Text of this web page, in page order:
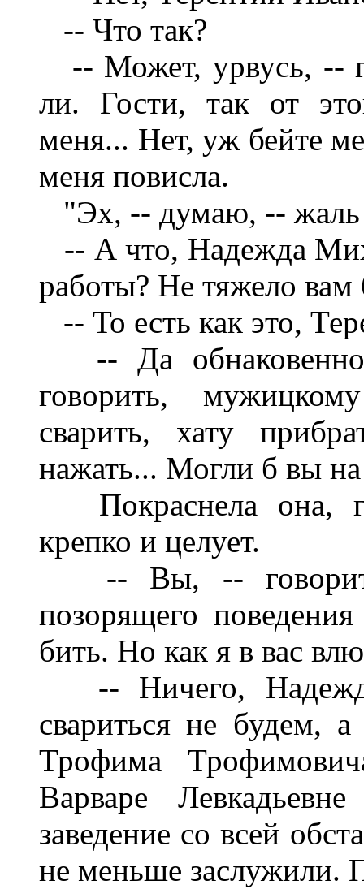
-- Что так?
-- Может, урвусь, --
ли. Гости, так от
меня... Нет, уж бейте
меня повисла.
"Эх, -- думаю, --
-- А что, Надежда
работы? Не тяжело вам
-- То есть как это,
-- Да
говорить,
сварить, хату
нажать... Могли б вы на
Покраснела она,
крепко и целует.
-- Вы, -- говорит,
позорящего
бить. Но как я в вас
-- Ничего,
свариться не будем,
Трофима
Варваре
заведение со всей
не меньше заслужили.